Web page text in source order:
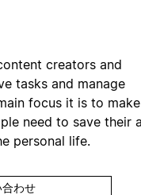
creators and
tasks and manage
focus it is to
need to save their
personal life.
わせ